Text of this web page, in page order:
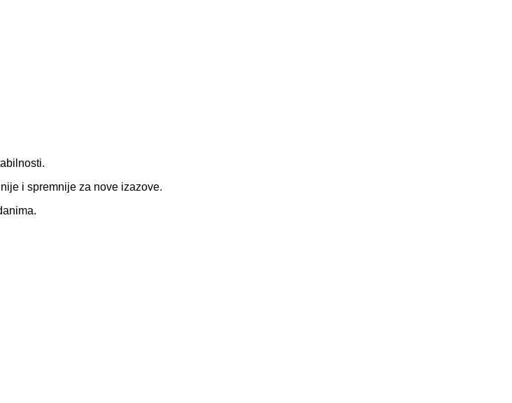
i spremnije za nove izazove.